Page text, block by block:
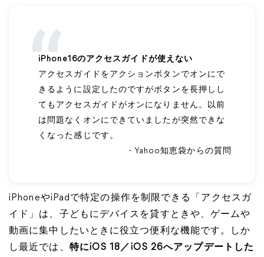
iPhone16のアクセスガイドが使えない
アクセスガイドをアクションボタンでオンにで
きるように設定したのですがボタンを長押しし
てもアクセスガイドがオンになりません。以前
は問題なくオンにできていましたが突然できな
くなった感じです。
- Yahoo知恵袋からの質問
iPhoneやiPadで特定の操作を制限できる「アクセスガ
イド」は、子どもにデバイスを貸すときや、ゲームや
動画に集中したいときに役立つ便利な機能です。しか
し最近では、 特にiOS 18／iOS 26へアップデートした